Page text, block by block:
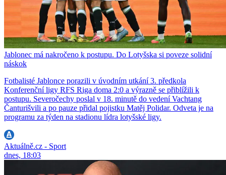
Jablonec má nakročeno k postupu. Do Lotyšska si poveze solidní
náskok
Fotbalisté Jablonce porazili v úvodním utkání 3. předkola
Konferenční ligy RFS Riga doma 2:0 a výrazně se přiblížili k
postupu. Severočechy poslal v 18. minutě do vedení Vachtang
Čanturišvili a po pauze přidal pojistku Matěj Polidar. Odveta je na
programu za týden na stadionu lídra lotyšské ligy.
Aktuálně.cz - Sport
dnes, 18:03